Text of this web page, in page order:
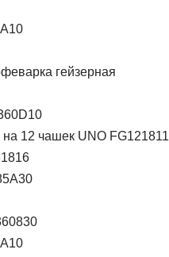
гейзерная
12 чашек UNO FG121811